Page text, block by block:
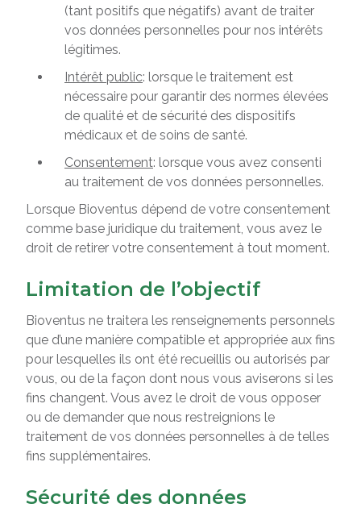
(tant positifs que négatifs) avant de traiter
vos données personnelles pour nos intérêts
légitimes.
Intérêt public: lorsque le traitement est
nécessaire pour garantir des normes élevées
de qualité et de sécurité des dispositifs
médicaux et de soins de santé.
Consentement: lorsque vous avez consenti
au traitement de vos données personnelles.
Lorsque Bioventus dépend de votre consentement
comme base juridique du traitement, vous avez le
droit de retirer votre consentement à tout moment.
Limitation de l’objectif
Bioventus ne traitera les renseignements personnels
que d’une manière compatible et appropriée aux fins
pour lesquelles ils ont été recueillis ou autorisés par
vous, ou de la façon dont nous vous aviserons si les
fins changent. Vous avez le droit de vous opposer
ou de demander que nous restreignions le
traitement de vos données personnelles à de telles
fins supplémentaires.
Sécurité des données